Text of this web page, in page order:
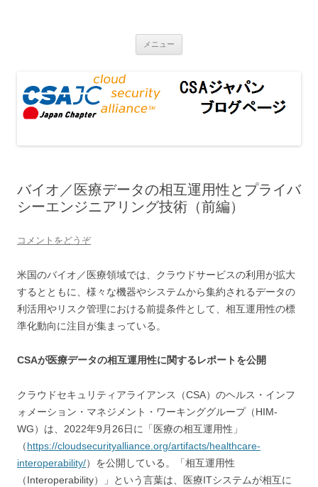
メニュー
バイオ／医療データの相互運用性とプライバ
シーエンジニアリング技術（前編）
コメントをどうぞ
米国のバイオ／医療領域では、クラウドサービスの利用が拡大
するとともに、様々な機器やシステムから集約されるデータの
利活用やリスク管理における前提条件として、相互運用性の標
準化動向に注目が集まっている。
CSAが医療データの相互運用性に関するレポートを公開
クラウドセキュリティアライアンス（CSA）のヘルス・インフ
ォメーション・マネジメント・ワーキンググループ（HIM-
WG）は、2022年9月26日に「医療の相互運用性」
（https://cloudsecurityalliance.org/artifacts/healthcare-
interoperability/）を公開している。「相互運用性
（Interoperability）」という言葉は、医療ITシステムが相互に